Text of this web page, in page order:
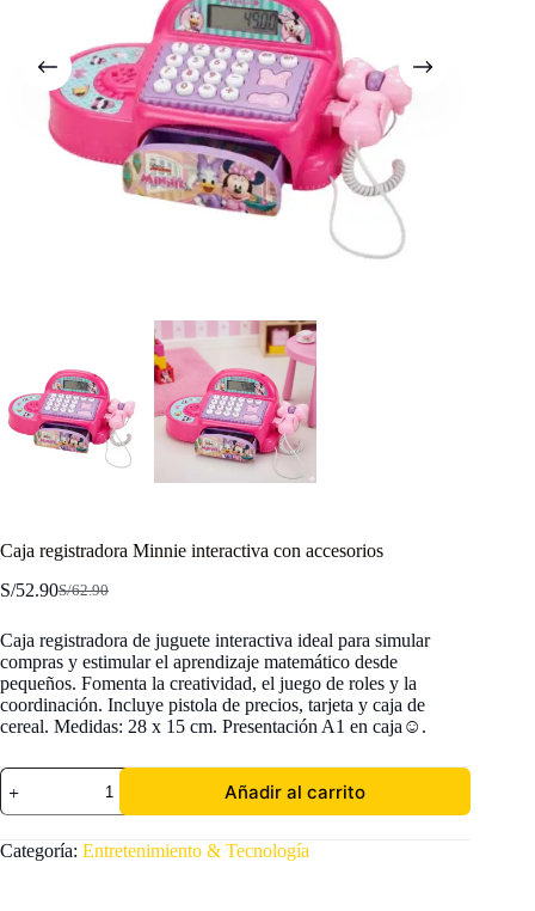
Caja registradora Minnie interactiva con accesorios
S/62.90
El
original
era:
S/62.90.
S/52.90El
actual
es:
S/52.90.
Caja registradora de juguete interactiva ideal para simular
compras y estimular el aprendizaje matemático desde
pequeños. Fomenta la creatividad, el juego de roles y la
coordinación. Incluye pistola de precios, tarjeta y caja de
cereal. Medidas: 28 x 15 cm. Presentación A1 en caja☺️.
Caja
registradora
Minnie
con
Añadir al carrito
Categoría: Entretenimiento & Tecnología